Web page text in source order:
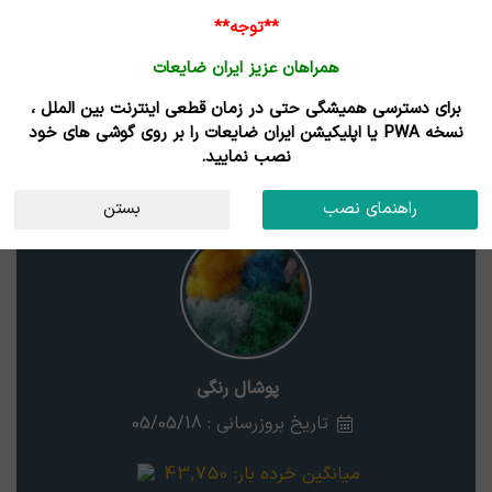
قیمت پوشال رنگی
استان
پوشال رنگی
تاریخ بروزرسانی : 05/05/18
میانگین خرده بار: 43,750
**توجه**
همراهان عزیز ایران ضایعات
برای دسترسی همیشگی حتی در زمان قطعی اینترنت بین الملل ،
نسخه PWA یا اپلیکیشن ایران ضایعات را بر روی گوشی های خود
نصب نمایید.
راهنمای نصب بستن